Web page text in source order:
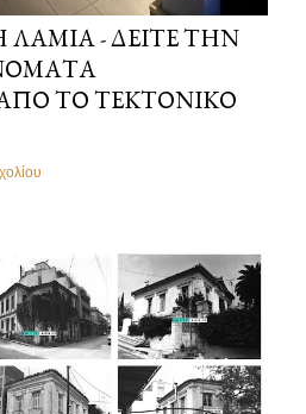
- ΔΕΊΤΕ ΤΗΝ
ΤΟ ΤΕΚΤΟΝΙΚΌ